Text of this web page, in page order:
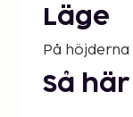
Läge
På
Så